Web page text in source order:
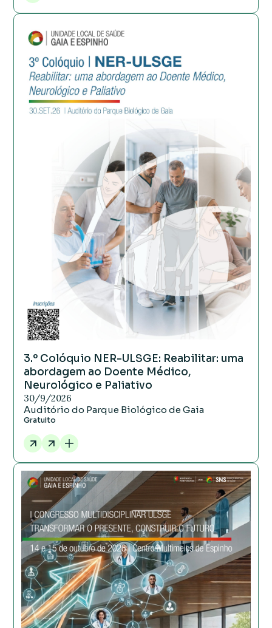
3.º Colóquio NER-ULSGE: Reabilitar: uma
abordagem ao Doente Médico,
Neurológico e Paliativo
30/9/2026
Auditório do Parque Biológico de Gaia
Gratuito